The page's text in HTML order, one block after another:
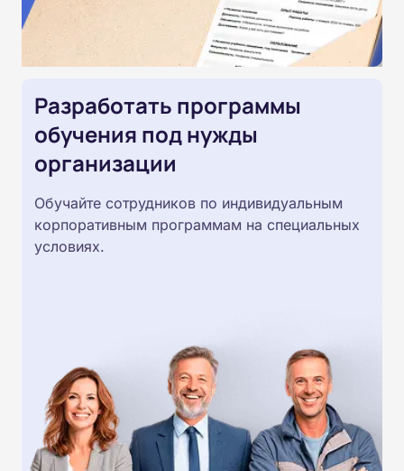
Разработать программы
обучения под нужды
организации
Обучайте сотрудников по индивидуальным
корпоративным программам на специальных
условиях.